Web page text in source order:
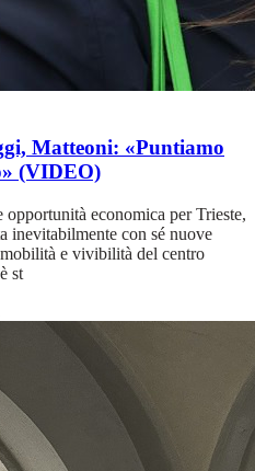
Matteoni: «Puntiamo
(VIDEO)
economica per Trieste,
inevitabilmente con sé nuove
e vivibilità del centro
st